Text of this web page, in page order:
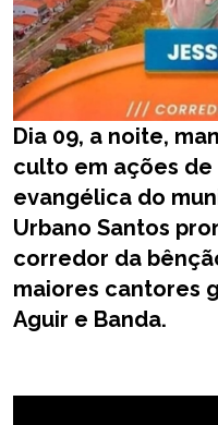
Dia 09, a noite,
culto em ações
evangélica do
Urbano Santos
corredor da
maiores cantores
Aguir e Banda.